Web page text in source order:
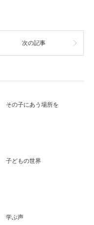
次の記事
その子にあう場所を
子どもの世界
学ぶ声